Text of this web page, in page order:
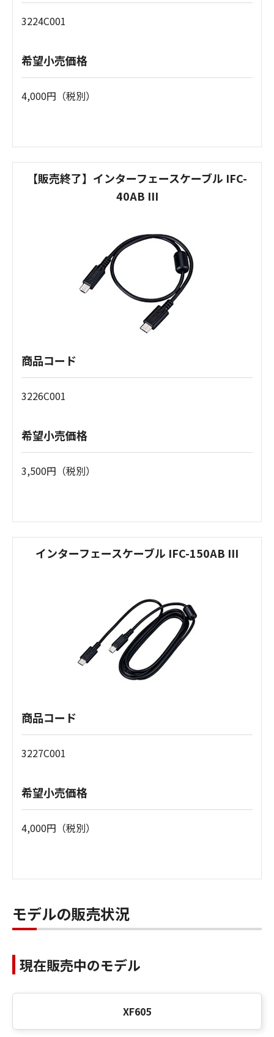
3224C001
希望小売価格
4,000円（税別）
【販売終了】インターフェースケーブル IFC-
40AB III
商品コード
3226C001
希望小売価格
3,500円（税別）
インターフェースケーブル IFC-150AB III
商品コード
3227C001
希望小売価格
4,000円（税別）
モデルの販売状況
現在販売中のモデル
XF605